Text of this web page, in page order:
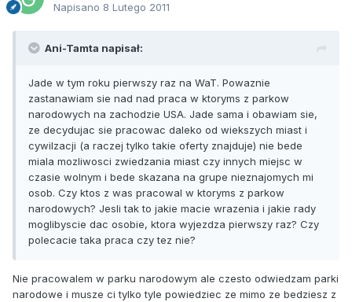
Napisano 8 Lutego 2011
Ani-Tamta napisał:
Jade w tym roku pierwszy raz na WaT. Powaznie
zastanawiam sie nad nad praca w ktoryms z parkow
narodowych na zachodzie USA. Jade sama i obawiam sie,
ze decydujac sie pracowac daleko od wiekszych miast i
cywilzacji (a raczej tylko takie oferty znajduje) nie bede
miala mozliwosci zwiedzania miast czy innych miejsc w
czasie wolnym i bede skazana na grupe nieznajomych mi
osob. Czy ktos z was pracowal w ktoryms z parkow
narodowych? Jesli tak to jakie macie wrazenia i jakie rady
moglibyscie dac osobie, ktora wyjezdza pierwszy raz? Czy
polecacie taka praca czy tez nie?
Nie pracowalem w parku narodowym ale czesto odwiedzam parki
narodowe i musze ci tylko tyle powiedziec ze mimo ze bedziesz z